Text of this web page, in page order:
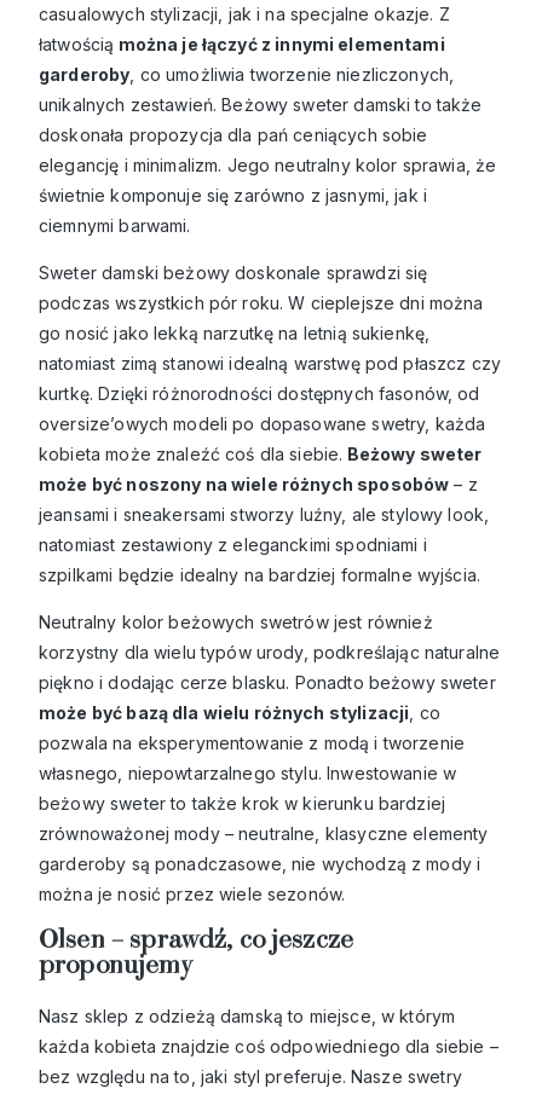
casualowych stylizacji, jak i na specjalne okazje. Z
łatwością można je łączyć z innymi elementami
garderoby , co umożliwia tworzenie niezliczonych,
unikalnych zestawień. Beżowy sweter damski to także
doskonała propozycja dla pań ceniących sobie
elegancję i minimalizm. Jego neutralny kolor sprawia, że
świetnie komponuje się zarówno z jasnymi, jak i
ciemnymi barwami.
Sweter damski beżowy doskonale sprawdzi się
podczas wszystkich pór roku. W cieplejsze dni można
go nosić jako lekką narzutkę na letnią sukienkę,
natomiast zimą stanowi idealną warstwę pod płaszcz czy
kurtkę. Dzięki różnorodności dostępnych fasonów, od
oversize’owych modeli po dopasowane swetry, każda
kobieta może znaleźć coś dla siebie. Beżowy sweter
może być noszony na wiele różnych sposobów – z
jeansami i sneakersami stworzy luźny, ale stylowy look,
natomiast zestawiony z eleganckimi spodniami i
szpilkami będzie idealny na bardziej formalne wyjścia.
Neutralny kolor beżowych swetrów jest również
korzystny dla wielu typów urody, podkreślając naturalne
piękno i dodając cerze blasku. Ponadto beżowy sweter
może być bazą dla wielu różnych stylizacji , co
pozwala na eksperymentowanie z modą i tworzenie
własnego, niepowtarzalnego stylu. Inwestowanie w
beżowy sweter to także krok w kierunku bardziej
zrównoważonej mody – neutralne, klasyczne elementy
garderoby są ponadczasowe, nie wychodzą z mody i
można je nosić przez wiele sezonów.
Olsen – sprawdź, co jeszcze
proponujemy
Nasz sklep z odzieżą damską to miejsce, w którym
każda kobieta znajdzie coś odpowiedniego dla siebie –
bez względu na to, jaki styl preferuje. Nasze swetry